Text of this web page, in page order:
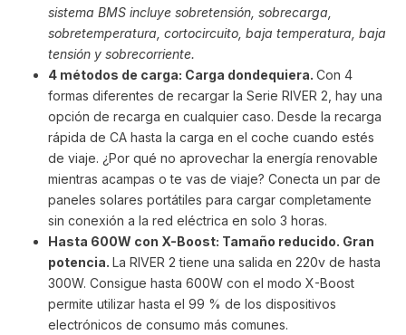
sistema BMS incluye sobretensión, sobrecarga,
sobretemperatura, cortocircuito, baja temperatura, baja
tensión y sobrecorriente.
4 métodos de carga: Carga dondequiera. Con 4
formas diferentes de recargar la Serie RIVER 2, hay una
opción de recarga en cualquier caso. Desde la recarga
rápida de CA hasta la carga en el coche cuando estés
de viaje. ¿Por qué no aprovechar la energía renovable
mientras acampas o te vas de viaje? Conecta un par de
paneles solares portátiles para cargar completamente
sin conexión a la red eléctrica en solo 3 horas.
Hasta 600W con X-Boost: Tamaño reducido. Gran
potencia. La RIVER 2 tiene una salida en 220v de hasta
300W. Consigue hasta 600W con el modo X-Boost
permite utilizar hasta el 99 % de los dispositivos
electrónicos de consumo más comunes.